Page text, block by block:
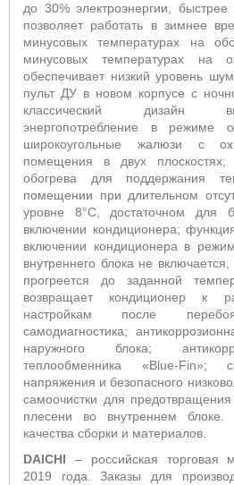
до 30% электроэнергии,
позволяет работать в зимнее
минусовых температурах на
минусовых температурах на
обеспечивает низкий уровень
пульт ДУ в новом корпусе с
классический дизайн
энергопотребление в режиме
широкоугольные жалюзи с
помещения в двух плоскостях;
обогрева для поддержания
помещении при длительном
уровне 8°С, достаточном для
включении кондиционера;
включении кондиционера в
внутреннего блока не
прогреется до заданной
возвращает кондиционер к
настройкам после
самодиагностика;
наружного блока;
теплообменника «Blue-Fin»;
напряжения и безопасного
самоочистки для
плесени во внутреннем блоке.
качества сборки и материалов.
DAICHI – российская торговая
2019 года. Заказы для